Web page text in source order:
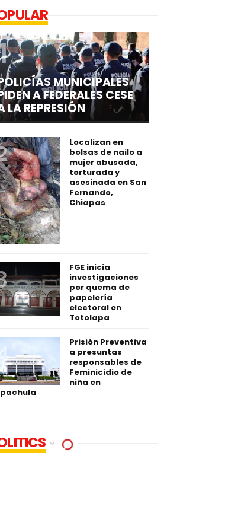
MUNICIPALES
A FEDERALES CESE
LA REPRESIÓN
Localizan en
bolsas de nailo a
mujer abusada,
torturada y
asesinada en San
Fernando,
Chiapas
FGE inicia
investigaciones
por quema de
papelería
electoral en
Totolapa
Prisión Preventiva
a presuntas
responsables de
Feminicidio de
niña en